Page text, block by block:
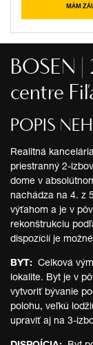
MÁM
BOSEN
centre
POPIS
Realitná
priestranný 2-
dome v
nachádza na 4. z
výťahom a je v
rekonštrukciu
dispozícií je
BYT: Celková
lokalite. Byt je v
vytvoriť bývanie
polohu, veľkú
upraviť aj na 3-